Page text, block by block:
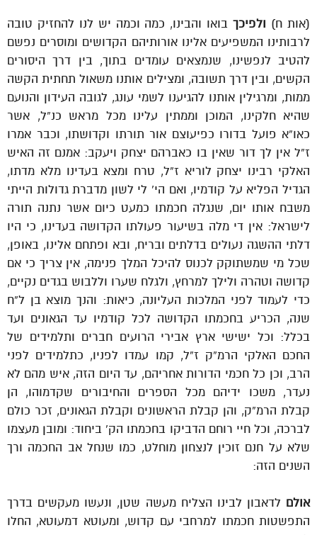
(אות ח) ולפיכךבואו והבינו, כמה וכמה יש לנו להחזיק טובה
לרבותינו המשפיעים אלינו אורותיהם הקדושים ומוסרים נפשם
להטיב לנפשינו, שנמצאים עומדים בתוך, בין דרך היסורים
הקשים, ובין דרך תשובה, ומצילים אותנו משאול תחתית הקשה
ממות, ומרגילין אותנו להגיענו לשמי עונג, לגובה העידון והנועם
שהיא חלקינו, המוכן וממתין עלינו מכל מראש כנ”ל, אשר
כאו”א פועל בדורו כפיעוצם אור תורתו וקדושתו, וכבר אמרו
ז”ל אין לך דור שאין בו כאברהם יצחק ויעקב: אמנם זה האיש
האלקי רבינו יצחק לוריא ז”ל, טרח ומצא בעדינו מלא מדתו,
הגדיל הפליא על קודמיו, ואם הי’ לי לשון מדברת גדולות הייתי
משבח אותו יום, שנגלה חכמתו כמעט כיום אשר נתנה תורה
לישראל: אין די מלה בשיעור פעולתו הקדושה בעדינו, כי היו
דלתי ההשגה נעולים בדלתים ובריח, ובא ופתחם אלינו, באופן,
שכל מי שמשתוקק לכנוס להיכל המלך פנימה, אין צריך כי אם
קדושה וטהרה ולילך למרחץ, ולגלח שערו וללבוש בגדים נקיים,
כדי לעמוד לפני המלכות העליונה, כיאות: והנך מוצא בן ל”ח
שנה, הכריע בחכמתו הקדושה לכל קודמיו עד הגאונים ועד
בכלל: וכל ישישי ארץ אבירי הרועים חברים ותלמידים של
החכם האלקי הרמ”ק ז”ל, קמו עמדו לפניו, כתלמידים לפני
הרב, וכן כל חכמי הדורות אחריהם, עד היום הזה, איש מהם לא
נעדר, משכו ידיהם מכל הספרים והחיבורים שקדמוהו, הן
קבלת הרמ”ק, והן קבלת הראשונים וקבלת הגאונים, זכר כולם
לברכה, וכל חיי רוחם הדביקו בחכמתו הק’ ביחוד: ומובן מעצמו
שלא על חנם זוכין לנצחון מוחלט, כמו שנחל אב החכמה ורך
השנים הזה:
אולם לדאבון לבינו הצליח מעשה שטן, ונעשו מעקשים בדרך
התפשטות חכמתו למרחבי עם קדוש, ומעוטא דמעוטא, החלו